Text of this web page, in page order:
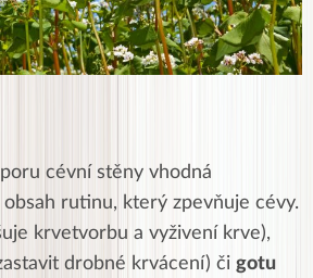
cévní stěny vhodná
obsah rutinu, který zpevňuje cévy.
krvetvorbu a vyživení krve),
drobné krvácení) či gotu